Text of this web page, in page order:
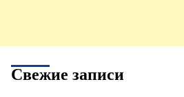
Свежие записи